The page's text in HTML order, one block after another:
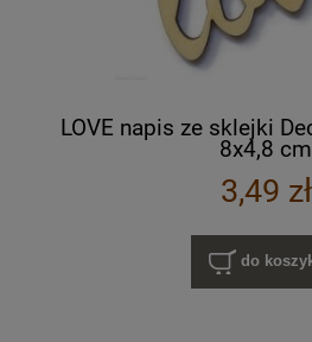
LOVE napis ze sklejki
8x4,8 cm
3,49 zł
do